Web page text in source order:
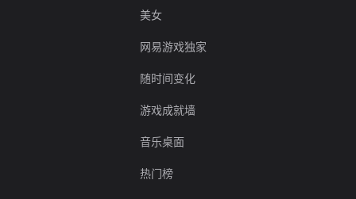
美女
网易游戏独家
随时间变化
游戏成就墙
音乐桌面
热门榜